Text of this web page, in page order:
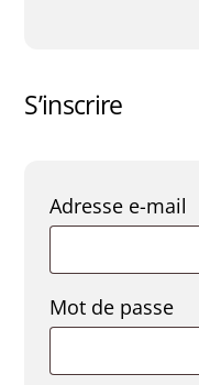
S’inscrire
Adresse e-mail
Mot de passe